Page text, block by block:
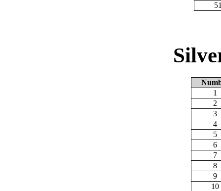
1
2
3
4
5
6
7
8
9
10